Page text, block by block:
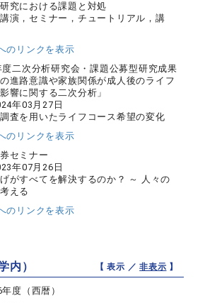
究における課題と対処
演，セミナー，チュートリアル，講
のリンクを表示
度二次分析研究会・課題公募型研究成果
進路意識や家族関係が成人後のライフ
響に関する二次分析」
年03月27日
査を用いたライフコース希望の変化
のリンクを表示
セミナー
年07月26日
がすべてを解決するのか？ ～ 人々の
える
のリンクを表示
内） 【 表示 ／非表示 】
度（西暦）